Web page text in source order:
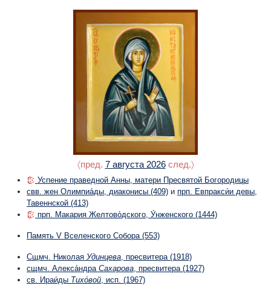
〈пред. 7 августа 2026 след.〉
Успение праведной Анны, матери Пресвятой Богородицы
свв. жен Олимпиа́ды, диаконисы (409) и прп. Евпракси́и девы,
Тавеннской (413)
прп. Макария Желтово́дского, У́нженского (1444)
Память V Вселенского Собора (553)
Сщмч. Николая Удинцева , пресвитера (1918)
сщмч. Алекса́ндра Сахарова , пресвитера (1927)
св. Ираи́ды Тихо́вой , исп. (1967)